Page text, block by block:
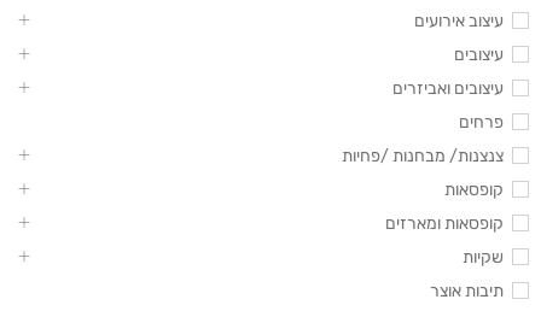
עיצוב אירועים
עיצובים
עיצובים ואביזרים
פרחים
צנצנות/ מבחנות /פחיות
קופסאות
קופסאות ומארזים
שקיות
תיבות אוצר